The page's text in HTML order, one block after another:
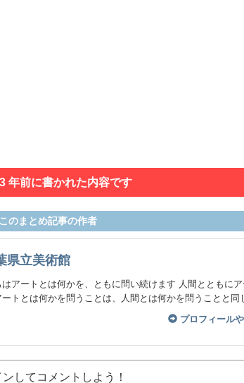
年前に書かれた内容です
のまとめ記事の作者
県立美術館
アートとは何かを、ともに問い続けます 人間とともにア
トとは何かを問うことは、人間とは何かを問うことと同
プロフィール
してコメントしよう！